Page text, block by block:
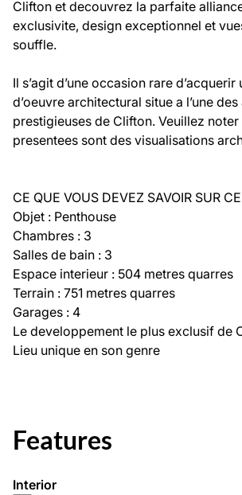
Clifton et decouvrez la parfaite
exclusivite, design exceptionnel et
souffle.
Il s’agit d’une occasion rare
d’oeuvre architectural situe a l’une
prestigieuses de Clifton. Veuillez
presentees sont des visualisations
CE QUE VOUS DEVEZ SAVOIR SUR
Objet : Penthouse
Chambres : 3
Salles de bain : 3
Espace interieur : 504 metres quarres
Terrain : 751 metres quarres
Garages : 4
Le developpement le plus exclusif de
Lieu unique en son genre
Features
Interior